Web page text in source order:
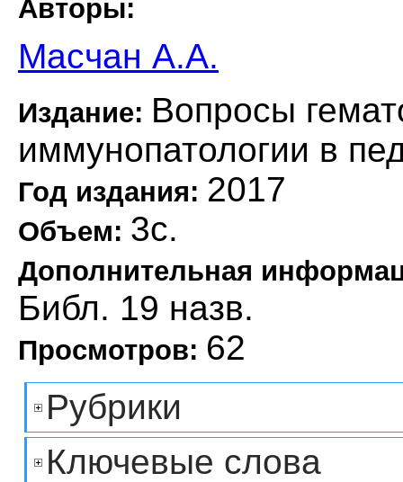
Авторы:
Масчан А.А.
Издание: Вопросы
иммунопатологии в
Год издания: 2017
Объем: 3с.
Дополнительная
Библ. 19 назв.
Просмотров: 62
Рубрики
Ключевые слова